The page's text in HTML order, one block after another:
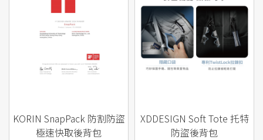
KORIN SnapPack 防割防盜
極速快取後背包
XDDESIGN Soft Tote 托特
防盜後背包